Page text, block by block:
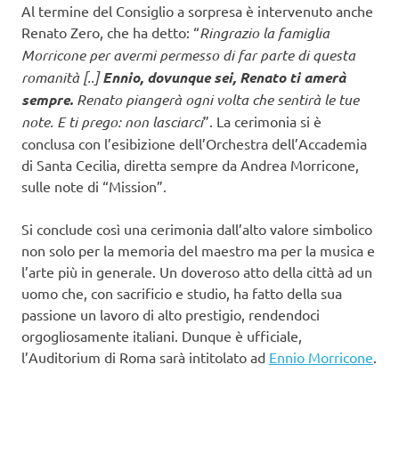
Al termine del Consiglio a sorpresa è intervenuto anche
Renato Zero, che ha detto: “Ringrazio la famiglia
Morricone per avermi permesso di far parte di questa
romanità [..]Ennio, dovunque sei, Renato ti amerà
sempre. Renato piangerà ogni volta che sentirà le tue
note. E ti prego: non lasciarci”. La cerimonia si è
conclusa con l’esibizione dell’Orchestra dell’Accademia
di Santa Cecilia, diretta sempre da Andrea Morricone,
sulle note di “Mission”.
Si conclude così una cerimonia dall’alto valore simbolico
non solo per la memoria del maestro ma per la musica e
l’arte più in generale. Un doveroso atto della città ad un
uomo che, con sacrificio e studio, ha fatto della sua
passione un lavoro di alto prestigio, rendendoci
orgogliosamente italiani. Dunque è ufficiale,
l’Auditorium di Roma sarà intitolato ad Ennio Morricone